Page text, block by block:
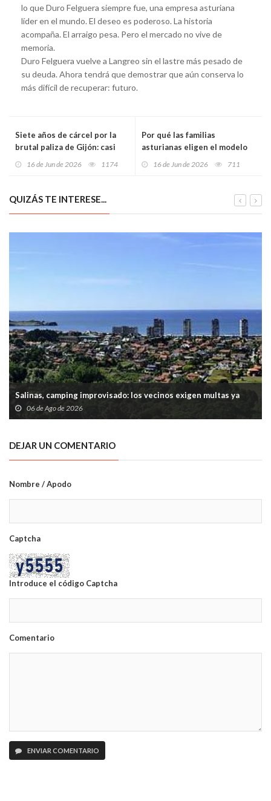
lo que Duro Felguera siempre fue, una empresa asturiana
líder en el mundo. El deseo es poderoso. La historia
acompaña. El arraigo pesa. Pero el mercado no vive de
memoria.
Duro Felguera vuelve a Langreo sin el lastre más pesado de
su deuda. Ahora tendrá que demostrar que aún conserva lo
más difícil de recuperar: futuro.
Siete años de cárcel por la
brutal paliza de Gijón: casi
16 de Jun de 2026 1174
Por qué las familias
asturianas eligen el modelo
16 de Jun de 2026 711
QUIZÁS TE INTERESE...
Salinas, camping improvisado: los vecinos exigen multas ya
06 de Ago de 2026
DEJAR UN COMENTARIO
Nombre / Apodo
Captcha
Introduce el código Captcha
Comentario
ENVIAR COMENTARIO